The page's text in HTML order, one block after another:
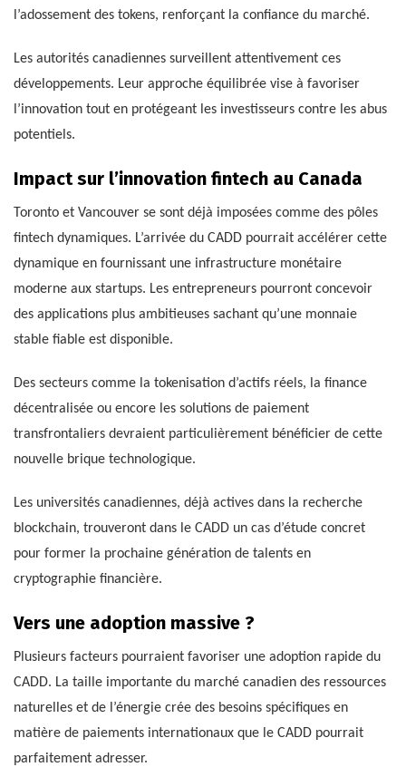
l’adossement des tokens, renforçant la confiance du marché.
Les autorités canadiennes surveillent attentivement ces
développements. Leur approche équilibrée vise à favoriser
l’innovation tout en protégeant les investisseurs contre les abus
potentiels.
Impact sur l’innovation fintech au Canada
Toronto et Vancouver se sont déjà imposées comme des pôles
fintech dynamiques. L’arrivée du CADD pourrait accélérer cette
dynamique en fournissant une infrastructure monétaire
moderne aux startups. Les entrepreneurs pourront concevoir
des applications plus ambitieuses sachant qu’une monnaie
stable fiable est disponible.
Des secteurs comme la tokenisation d’actifs réels, la finance
décentralisée ou encore les solutions de paiement
transfrontaliers devraient particulièrement bénéficier de cette
nouvelle brique technologique.
Les universités canadiennes, déjà actives dans la recherche
blockchain, trouveront dans le CADD un cas d’étude concret
pour former la prochaine génération de talents en
cryptographie financière.
Vers une adoption massive ?
Plusieurs facteurs pourraient favoriser une adoption rapide du
CADD. La taille importante du marché canadien des ressources
naturelles et de l’énergie crée des besoins spécifiques en
matière de paiements internationaux que le CADD pourrait
parfaitement adresser.